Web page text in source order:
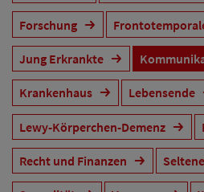
Forschung
Jung Erkrankte
Krankenhaus Lebensende
Lewy-Körperchen-Demenz
Recht und Finanzen